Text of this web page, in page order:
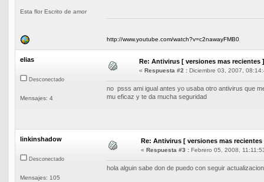
Esta flor Escrito de amor
http://www.youtube.com/watch?v=c2nawayFMB0
elias
Desconectado
Mensajes: 4
Re: Antivirus [ versiones mas recientes ]
« Respuesta #2 : Diciembre 03, 2007,
no psss ami igual antes yo usaba otro antivirus que
mu eficaz y te da mucha seguridad
linkinshadow
Desconectado
Mensajes: 105
Re: Antivirus [ versiones mas recientes
« Respuesta #3 : Febrero 05, 2008,
hola alguin sabe don de puedo con seguir